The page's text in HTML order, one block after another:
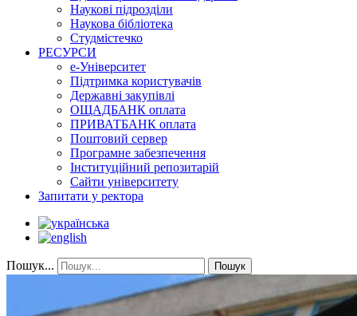
Наукові підрозділи
Наукова бібліотека
Студмістечко
РЕСУРСИ
е-Університет
Підтримка користувачів
Державні закупівлі
ОЩАДБАНК оплата
ПРИВАТБАНК оплата
Поштовий сервер
Програмне забезпечення
Інституційний репозитарій
Сайти університету
Запитати у ректора
Пошук... Пошук